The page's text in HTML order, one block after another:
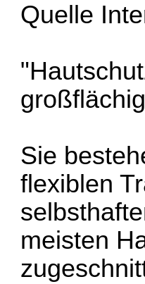
Quelle
Sie
flexiblen
meisten